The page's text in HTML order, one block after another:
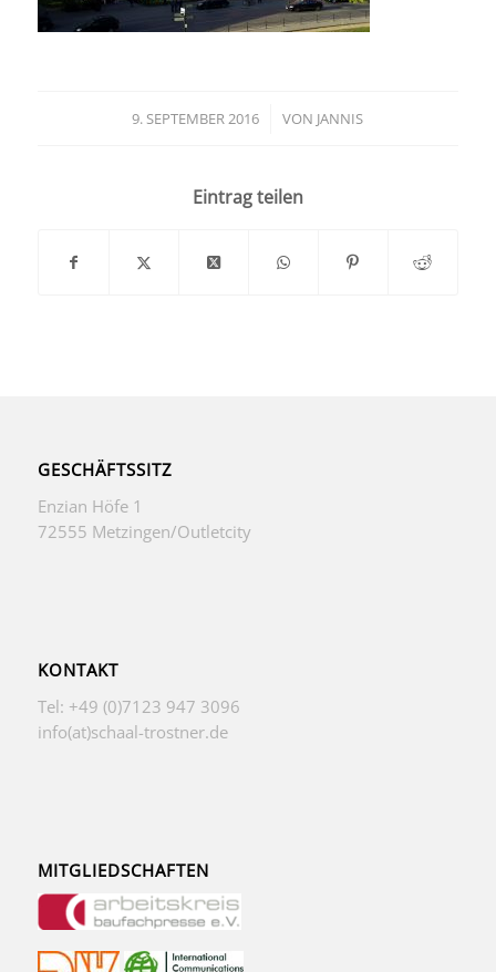
9. SEPTEMBER 2016
/ VON JANNIS
Eintrag teilen
GESCHÄFTSSITZ
Enzian Höfe 1
72555 Metzingen/Outletcity
KONTAKT
Tel: +49 (0)7123 947 3096
info(at)schaal-trostner.de
MITGLIEDSCHAFTEN